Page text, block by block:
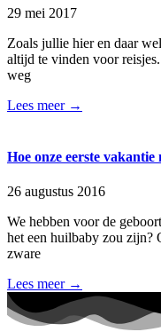
29 mei 2017
Zoals jullie hier en daar
altijd te vinden voor
weg
Lees meer →
Hoe onze eerste
26 augustus 2016
We hebben voor de
het een huilbaby zou zijn?
zware
Lees meer →